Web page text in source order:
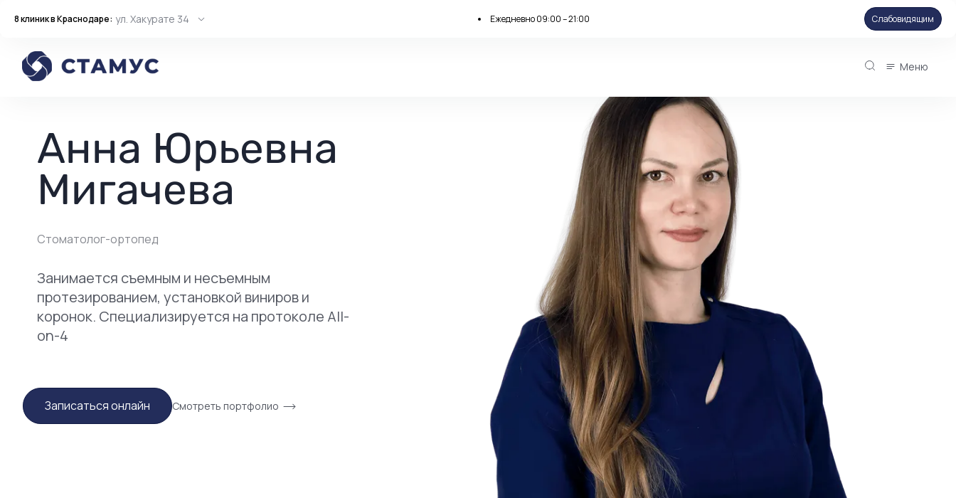
8 клиник в Краснодаре: ул. Хакурате 34 Ежедневно 09:00 – 21:00 Слабовидящим
Меню
Анна Юрьевна
Мигачева
Стоматолог-ортопед
Занимается съемным и несъемным
протезированием, установкой виниров и
коронок. Специализируется на протоколе All-
on-4
Записаться онлайн Смотреть портфолио